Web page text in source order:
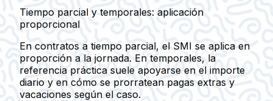
Tiempo parcial y temporales: aplicación
proporcional
En contratos a tiempo parcial, el SMI se aplica en
proporción a la jornada. En temporales, la
referencia práctica suele apoyarse en el importe
diario y en cómo se prorratean pagas extras y
vacaciones según el caso.